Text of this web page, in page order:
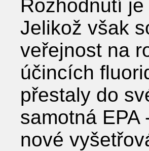
Rozhodnutí
Jelikož však
veřejnost na
účincích
přestaly do
samotná
nové